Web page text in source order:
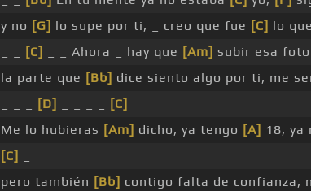
y no [G] lo supe por ti, _ creo que fue [C] lo
[C] _ _ Ahora _ hay que [Am] subir esa
la parte que [Bb] dice siento algo por ti, me
[D]
[C]
Me lo hubieras [Am] dicho, ya tengo [A] 18, ya
[C]
pero también [Bb] contigo falta de confianza,